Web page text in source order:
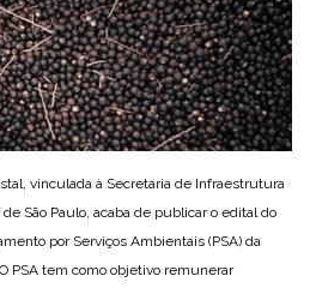
vinculada à Secretaria de Infraestrutura
São Paulo, acaba de publicar o edital do
por Serviços Ambientais (PSA) da
PSA tem como objetivo remunerar